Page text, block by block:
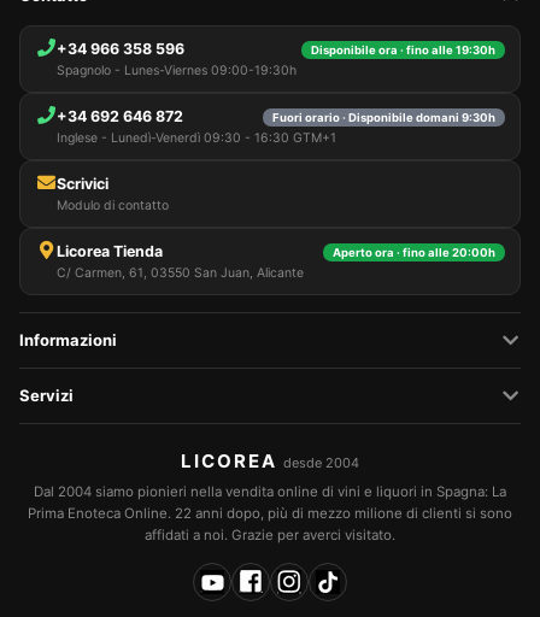
+34 966 358 596 Disponibile ora · fino alle 19:30h
Spagnolo - Lunes-Viernes 09:00-19:30h
+34 692 646 872 Fuori orario · Disponibile domani 9:30h
Inglese - Lunedì-Venerdì 09:30 - 16:30 GTM+1
Scrivici
Modulo di contatto
Licorea Tienda Aperto ora · fino alle 20:00h
C/ Carmen, 61, 03550 San Juan, Alicante
Informazioni
Servizi
LICOREA desde 2004
Dal 2004 siamo pionieri nella vendita online di vini e liquori in Spagna: La
Prima Enoteca Online. 22 anni dopo, più di mezzo milione di clienti si sono
affidati a noi. Grazie per averci visitato.